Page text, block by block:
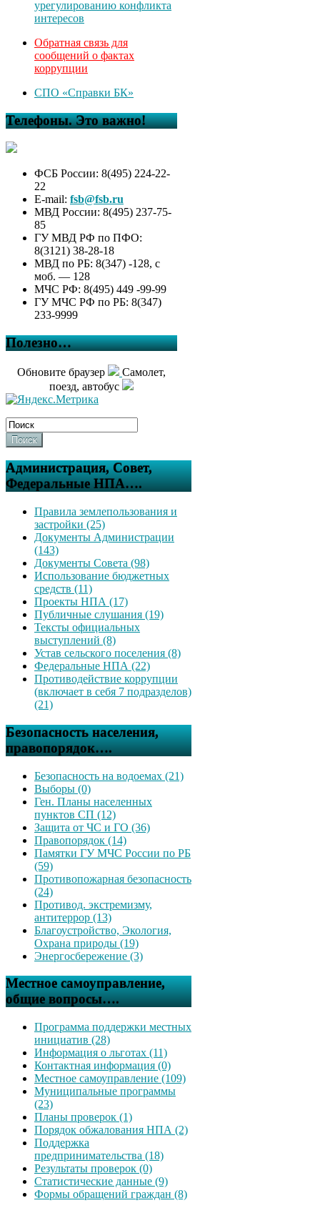
урегулированию конфликта
интересов
Обратная связь для
сообщений о фактах
коррупции
СПО «Справки БК»
Телефоны. Это важно!
ФСБ России: 8(495) 224-22-
22
E-mail: fsb@fsb.ru
МВД России: 8(495) 237-75-
85
ГУ МВД РФ по ПФО:
8(3121) 38-28-18
МВД по РБ: 8(347) -128, с
моб. — 128
МЧС РФ: 8(495) 449 -99-99
ГУ МЧС РФ по РБ: 8(347)
233-9999
Полезно…
Обновите браузер
Самолет,
поезд, автобус
Поиск
Администрация, Совет,
Федеральные НПА….
Правила землепользования и
застройки (25)
Документы Администрации
(143)
Документы Совета (98)
Использование бюджетных
средств (11)
Проекты НПА (17)
Публичные слушания (19)
Тексты официальных
выступлений (8)
Устав сельского поселения (8)
Федеральные НПА (22)
Противодействие коррупции
(включает в себя 7 подразделов)
(21)
Безопасность населения,
правопорядок….
Безопасность на водоемах (21)
Выборы (0)
Ген. Планы населенных
пунктов СП (12)
Защита от ЧС и ГО (36)
Правопорядок (14)
Памятки ГУ МЧС России по РБ
(59)
Противопожарная безопасность
(24)
Противод. экстремизму,
антитеррор (13)
Благоустройство, Экология,
Охрана природы (19)
Энергосбережение (3)
Местное самоуправление,
общие вопросы….
Программа поддержки местных
инициатив (28)
Информация о льготах (11)
Контактная информация (0)
Местное самоуправление (109)
Муниципальные программы
(23)
Планы проверок (1)
Порядок обжалования НПА (2)
Поддержка
предпринимательства (18)
Результаты проверок (0)
Статистические данные (9)
Формы обращений граждан (8)